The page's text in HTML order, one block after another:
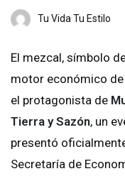
Tu Vida Tu Estilo
El mezcal, símbolo
motor económico
el protagonista de
Tierra y Sazón, un
presentó
Secretaría de